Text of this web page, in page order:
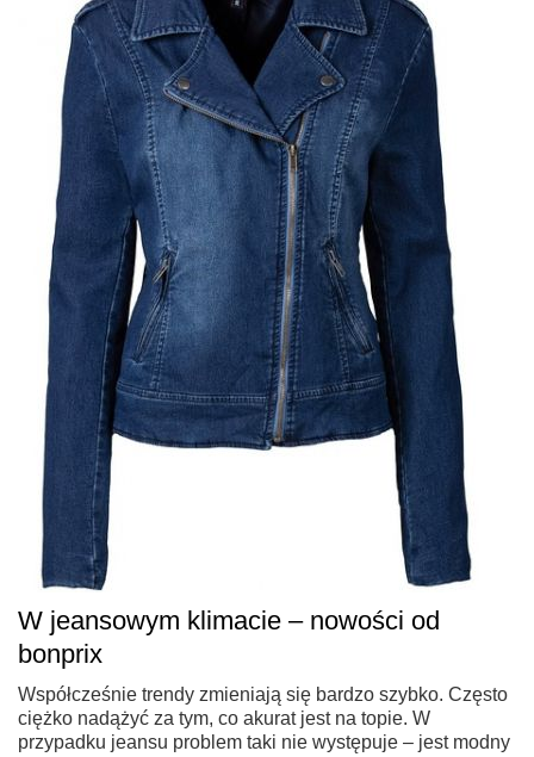
W jeansowym klimacie – nowości od
bonprix
Współcześnie trendy zmieniają się bardzo szybko. Często
ciężko nadążyć za tym, co akurat jest na topie. W
przypadku jeansu problem taki nie występuje – jest modny